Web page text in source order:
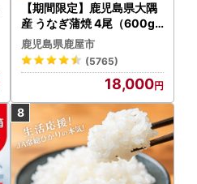
【期間限定】鹿児島県大隅
産 うなぎ蒲焼 4尾（600g
） KN007-004-04-cp18
うなぎ 鰻 魚 惣菜 総菜
鹿児島県鹿屋市
(5765)
18,000